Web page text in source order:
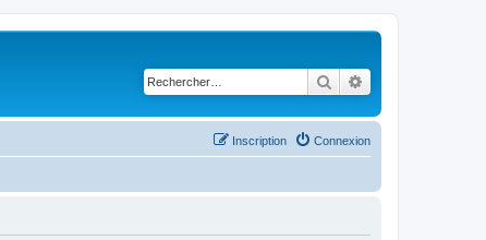
Rechercher
Connexion
Inscription